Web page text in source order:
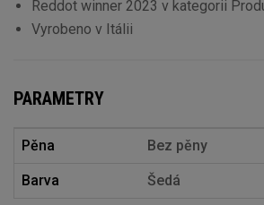
Reddot winner 2023 v kategorii
Vyrobeno v Itálii
PARAMETRY
Pěna Bez pěny
Barva Šedá